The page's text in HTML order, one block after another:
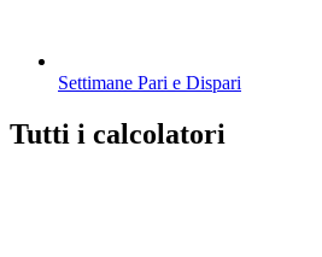
Settimane Pari e Dispari
Tutti i calcolatori